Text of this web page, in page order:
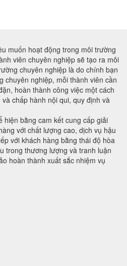
muốn hoạt động trong môi trường
viên chuyên nghiệp sẽ tạo ra môi
chuyên nghiệp là do chính bạn
chuyên nghiệp, mỗi thành viên cần
hoàn thành công việc một cách
chấp hành nội qui, quy định và
bằng cam kết cung cấp giải
với chất lượng cao, dịch vụ hậu
với khách hàng bằng thái độ hòa
trong thương lượng và tranh luận
hoàn thành xuất sắc nhiệm vụ